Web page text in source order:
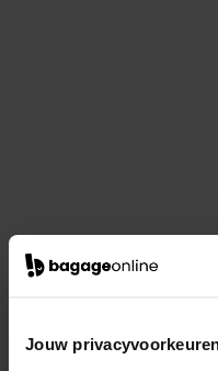
Jouw